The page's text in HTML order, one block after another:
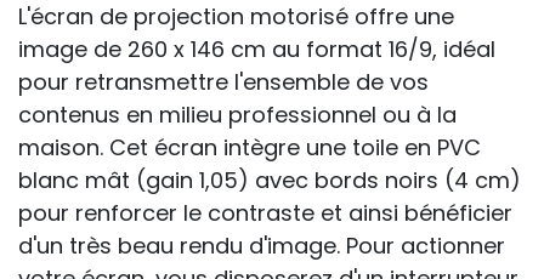
L'écran de projection motorisé offre une
image de 260 x 146 cm au format 16/9, idéal
pour retransmettre l'ensemble de vos
contenus en milieu professionnel ou à la
maison. Cet écran intègre une toile en PVC
blanc mât (gain 1,05) avec bords noirs (4 cm)
pour renforcer le contraste et ainsi bénéficier
d'un très beau rendu d'image. Pour actionner